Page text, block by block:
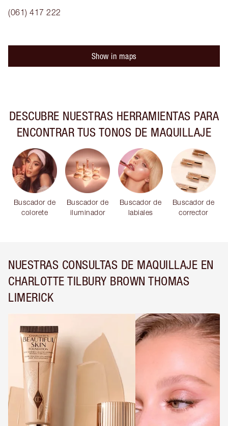
(061) 417 222
Show in maps
DESCUBRE NUESTRAS HERRAMIENTAS PARA
ENCONTRAR TUS TONOS DE MAQUILLAJE
Buscador de
colorete
Buscador de
iluminador
Buscador de
labiales
Buscador de
corrector
NUESTRAS CONSULTAS DE MAQUILLAJE EN
CHARLOTTE TILBURY BROWN THOMAS
LIMERICK